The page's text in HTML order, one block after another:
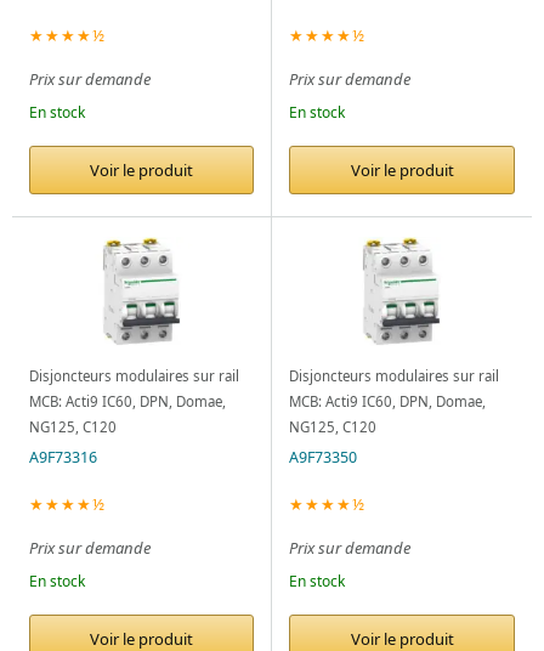
★★★★½
Prix sur demande
En stock
Voir le produit
★★★★½
Prix sur demande
En stock
Voir le produit
Disjoncteurs modulaires sur rail
MCB: Acti9 IC60, DPN, Domae,
NG125, C120
A9F73316
★★★★½
Prix sur demande
En stock
Voir le produit
Disjoncteurs modulaires sur rail
MCB: Acti9 IC60, DPN, Domae,
NG125, C120
A9F73350
★★★★½
Prix sur demande
En stock
Voir le produit